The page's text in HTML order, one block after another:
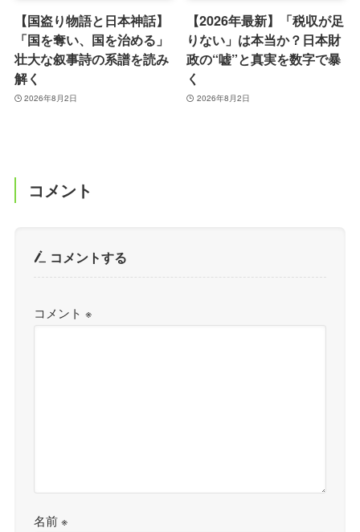
【国盗り物語と日本神話】
「国を奪い、国を治める」
壮大な叙事詩の系譜を読み
解く
2026年8月2日
【2026年最新】「税収が足
りない」は本当か？日本財
政の“嘘”と真実を数字で暴
く
2026年8月2日
コメント
コメントする
コメント※
名前※